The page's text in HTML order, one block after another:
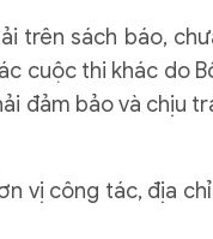
trên sách báo,
cuộc thi khác do
đảm bảo và chịu
vị công tác, địa